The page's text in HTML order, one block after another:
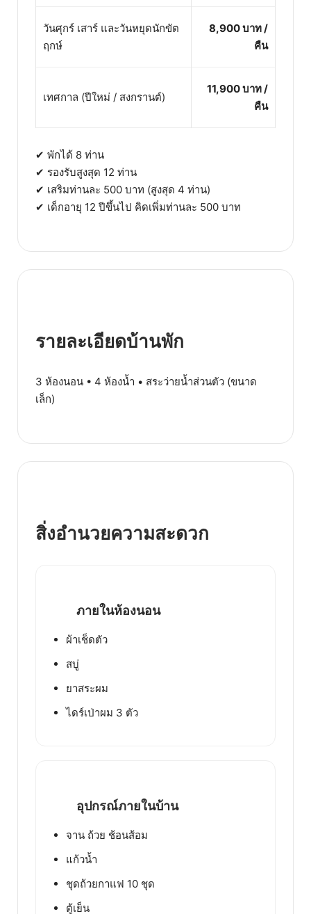
วันศุกร์ เสาร์ และวันหยุดนักขัต
ฤกษ์
8,900 บาท /
คืน
เทศกาล (ปีใหม่ / สงกรานต์)
11,900 บาท /
คืน
✔ พักได้ 8 ท่าน
✔ รองรับสูงสุด 12 ท่าน
✔ เสริมท่านละ 500 บาท (สูงสุด 4 ท่าน)
✔ เด็กอายุ 12 ปีขึ้นไป คิดเพิ่มท่านละ 500 บาท
รายละเอียดบ้านพัก
3 ห้องนอน • 4 ห้องน้ำ • สระว่ายน้ำส่วนตัว (ขนาด
เล็ก)
สิ่งอำนวยความสะดวก
ภายในห้องนอน
ผ้าเช็ดตัว
สบู่
ยาสระผม
ไดร์เป่าผม 3 ตัว
อุปกรณ์ภายในบ้าน
จาน ถ้วย ช้อนส้อม
แก้วน้ำ
ชุดถ้วยกาแฟ 10 ชุด
ตู้เย็น